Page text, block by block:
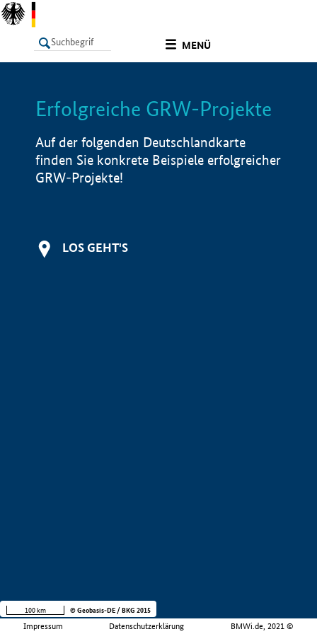
MENÜ
LISTE Info
Erfolgreiche GRW-Projekte
Auf der folgenden Deutschlandkarte
finden Sie konkrete Beispiele erfolgreicher
GRW-Projekte!
LOS GEHT'S
Impressum Datenschutzerklärung BMWi.de, 2021 ©
100 km © Geobasis-DE / BKG 2015